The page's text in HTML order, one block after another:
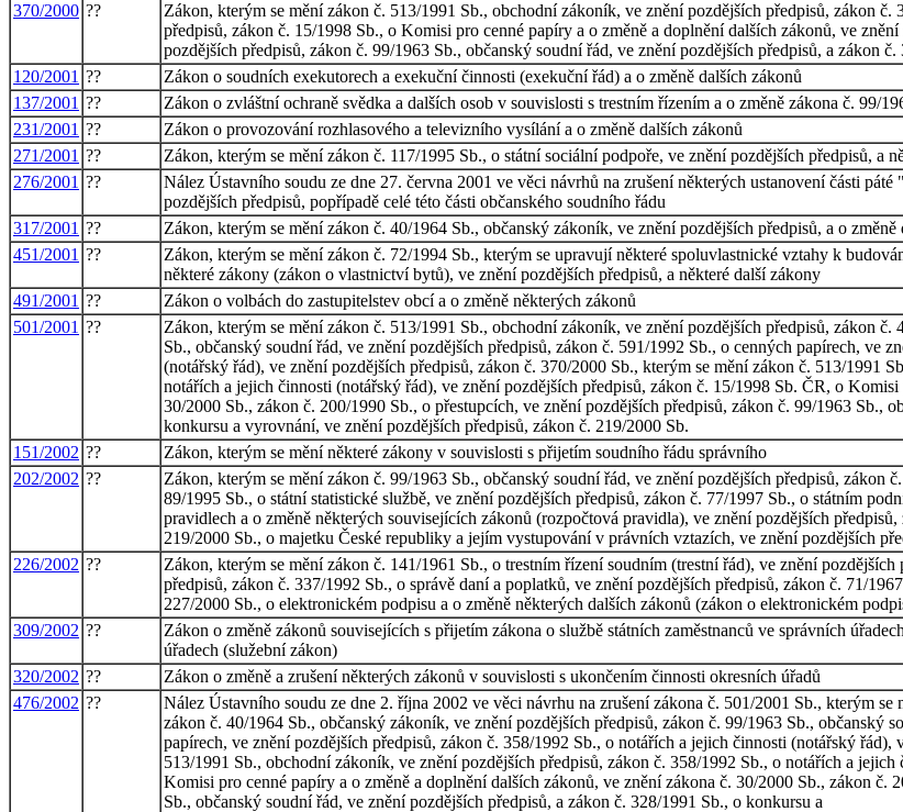
370/2000 ??
Zákon, kterým se mění zákon č. 513/1991 Sb., obchodní zákoník, ve znění pozdějších předpisů, zákon
předpisů, zákon č. 15/1998 Sb., o Komisi pro cenné papíry a o změně a doplnění dalších zákonů, ve
pozdějších předpisů, zákon č. 99/1963 Sb., občanský soudní řád, ve znění pozdějších předpisů, a zákon
120/2001 ??
Zákon o soudních exekutorech a exekuční činnosti (exekuční řád) a o změně dalších zákonů
137/2001 ??
Zákon o zvláštní ochraně svědka a dalších osob v souvislosti s trestním řízením a o změně zákona č. 99/
231/2001 ??
Zákon o provozování rozhlasového a televizního vysílání a o změně dalších zákonů
271/2001 ??
Zákon, kterým se mění zákon č. 117/1995 Sb., o státní sociální podpoře, ve znění pozdějších předpisů, a
276/2001 ??
Nález Ústavního soudu ze dne 27. června 2001 ve věci návrhů na zrušení některých ustanovení části
pozdějších předpisů, popřípadě celé této části občanského soudního řádu
317/2001 ??
Zákon, kterým se mění zákon č. 40/1964 Sb., občanský zákoník, ve znění pozdějších předpisů, a o změně
451/2001 ??
Zákon, kterým se mění zákon č. 72/1994 Sb., kterým se upravují některé spoluvlastnické vztahy k
některé zákony (zákon o vlastnictví bytů), ve znění pozdějších předpisů, a některé další zákony
491/2001 ??
Zákon o volbách do zastupitelstev obcí a o změně některých zákonů
501/2001 ??
Zákon, kterým se mění zákon č. 513/1991 Sb., obchodní zákoník, ve znění pozdějších předpisů, zákon
Sb., občanský soudní řád, ve znění pozdějších předpisů, zákon č. 591/1992 Sb., o cenných papírech, ve
(notářský řád), ve znění pozdějších předpisů, zákon č. 370/2000 Sb., kterým se mění zákon č. 513/1991
notářích a jejich činnosti (notářský řád), ve znění pozdějších předpisů, zákon č. 15/1998 Sb. ČR, o
30/2000 Sb., zákon č. 200/1990 Sb., o přestupcích, ve znění pozdějších předpisů, zákon č. 99/1963 Sb.,
konkursu a vyrovnání, ve znění pozdějších předpisů, zákon č. 219/2000 Sb.
151/2002 ??
Zákon, kterým se mění některé zákony v souvislosti s přijetím soudního řádu správního
202/2002 ??
Zákon, kterým se mění zákon č. 99/1963 Sb., občanský soudní řád, ve znění pozdějších předpisů, zákon
89/1995 Sb., o státní statistické službě, ve znění pozdějších předpisů, zákon č. 77/1997 Sb., o státním
pravidlech a o změně některých souvisejících zákonů (rozpočtová pravidla), ve znění pozdějších
219/2000 Sb., o majetku České republiky a jejím vystupování v právních vztazích, ve znění pozdějších
226/2002 ??
Zákon, kterým se mění zákon č. 141/1961 Sb., o trestním řízení soudním (trestní řád), ve znění
předpisů, zákon č. 337/1992 Sb., o správě daní a poplatků, ve znění pozdějších předpisů, zákon č. 71/
227/2000 Sb., o elektronickém podpisu a o změně některých dalších zákonů (zákon o elektronickém
309/2002 ??
Zákon o změně zákonů souvisejících s přijetím zákona o službě státních zaměstnanců ve správních
úřadech (služební zákon)
320/2002 ??
Zákon o změně a zrušení některých zákonů v souvislosti s ukončením činnosti okresních úřadů
476/2002 ??
Nález Ústavního soudu ze dne 2. října 2002 ve věci návrhu na zrušení zákona č. 501/2001 Sb., kterým
zákon č. 40/1964 Sb., občanský zákoník, ve znění pozdějších předpisů, zákon č. 99/1963 Sb., občanský
papírech, ve znění pozdějších předpisů, zákon č. 358/1992 Sb., o notářích a jejich činnosti (notářský
513/1991 Sb., obchodní zákoník, ve znění pozdějších předpisů, zákon č. 358/1992 Sb., o notářích a
Komisi pro cenné papíry a o změně a doplnění dalších zákonů, ve znění zákona č. 30/2000 Sb., zákon
Sb., občanský soudní řád, ve znění pozdějších předpisů, a zákon č. 328/1991 Sb., o konkursu a